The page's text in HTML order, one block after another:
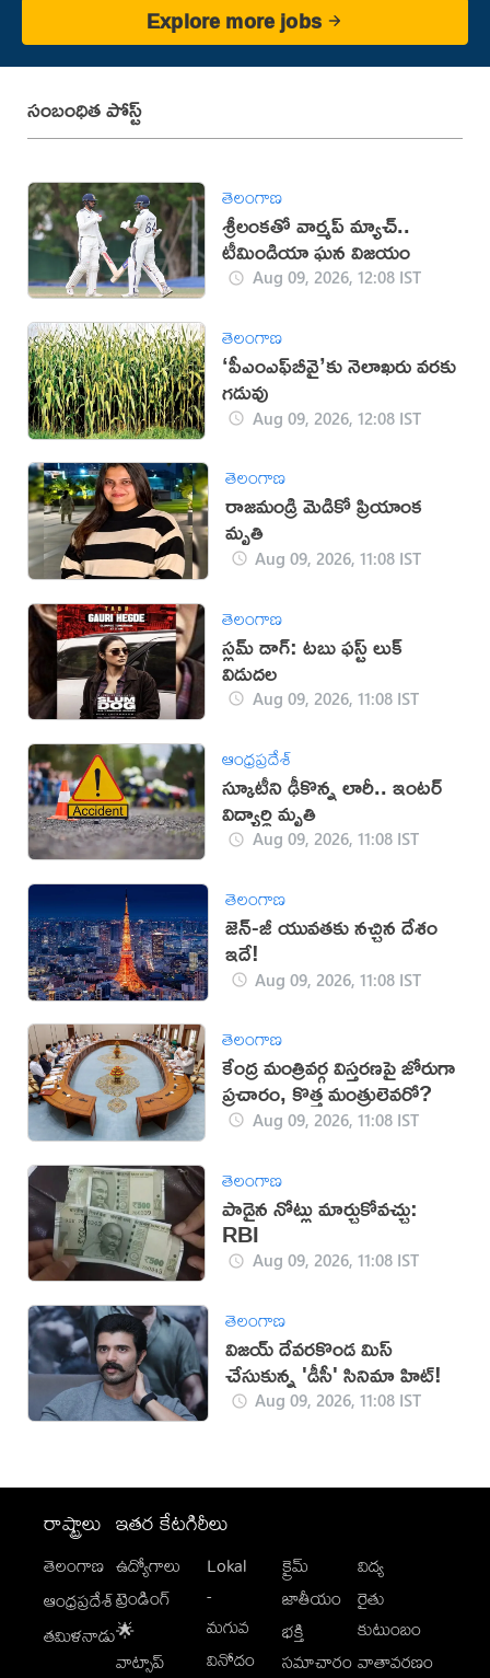
Explore more jobs
సంబంధిత పోస్ట్
తెలంగాణ
శ్రీలంకతో వార్మప్‌ మ్యాచ్..
టీమిండియా ఘన విజయం
Aug 09, 2026, 12:08 IST
తెలంగాణ
‘పీఎంఎఫ్‌బీవై’కు నెలాఖరు వరకు
గడువు
Aug 09, 2026, 12:08 IST
తెలంగాణ
రాజమండ్రి మెడికో ప్రియాంక
మృతి
Aug 09, 2026, 11:08 IST
తెలంగాణ
స్లమ్ డాగ్: టబు ఫస్ట్ లుక్
విడుదల
Aug 09, 2026, 11:08 IST
ఆంధ్రప్రదేశ్
స్కూటీని ఢీకొన్న లారీ.. ఇంటర్‌
విద్యార్థి మృతి
Aug 09, 2026, 11:08 IST
తెలంగాణ
జెన్-జీ యువతకు నచ్చిన దేశం
ఇదే!
Aug 09, 2026, 11:08 IST
తెలంగాణ
కేంద్ర మంత్రివర్గ విస్తరణపై జోరుగా
ప్రచారం, కొత్త మంత్రులెవరో?
Aug 09, 2026, 11:08 IST
తెలంగాణ
పాడైన నోట్లు మార్చుకోవచ్చు:
RBI
Aug 09, 2026, 11:08 IST
తెలంగాణ
విజయ్ దేవరకొండ మిస్
చేసుకున్న 'డీసీ' సినిమా హిట్!
Aug 09, 2026, 11:08 IST
రాష్ట్రాలు
తెలంగాణ
ఆంధ్రప్రదేశ్
తమిళనాడు
ఇతర కేటగిరీలు
ఉద్యోగాలు
ట్రెండింగ్
🌟
వాట్సాప్
Lokal
-
మగువ
వినోదం
క్రైమ్
జాతీయం
భక్తి
సమాచారం
విద్య
రైతు
కుటుంబం
వాతావరణం